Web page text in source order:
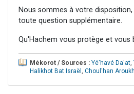
Nous sommes à votre disposition,
toute question supplémentaire.
Qu'Hachem vous protège et vous
Mékorot / Sources : Yé'havé Da'at,
Halikhot Bat Israël , Choul'han